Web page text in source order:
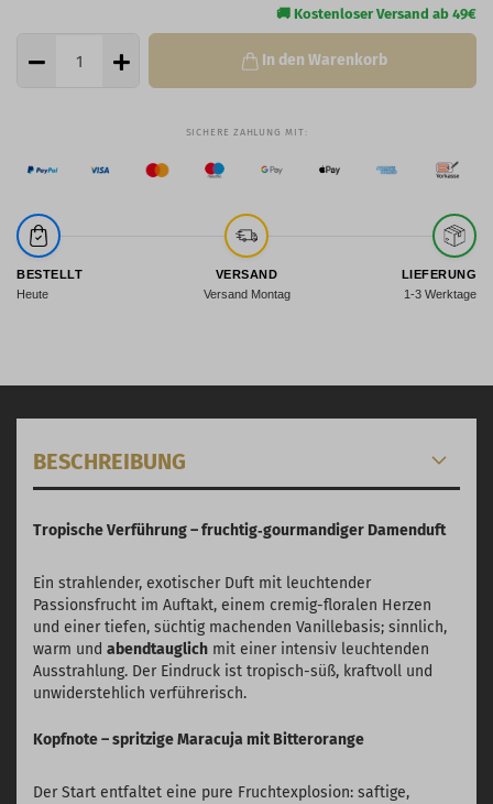
In den Warenkorb
BESTELLT
Heute
VERSAND
Versand Montag
LIEFERUNG
1-3 Werktage
BESCHREIBUNG
Tropische Verführung – fruchtig‑gourmandiger Damenduft
Ein strahlender, exotischer Duft mit leuchtender
Passionsfrucht im Auftakt, einem cremig-floralen Herzen
und einer tiefen, süchtig machenden Vanillebasis; sinnlich,
warm und abendtauglich mit einer intensiv leuchtenden
Ausstrahlung. Der Eindruck ist tropisch-süß, kraftvoll und
unwiderstehlich verführerisch.
Kopfnote – spritzige Maracuja mit Bitterorange
Der Start entfaltet eine pure Fruchtexplosion: saftige,